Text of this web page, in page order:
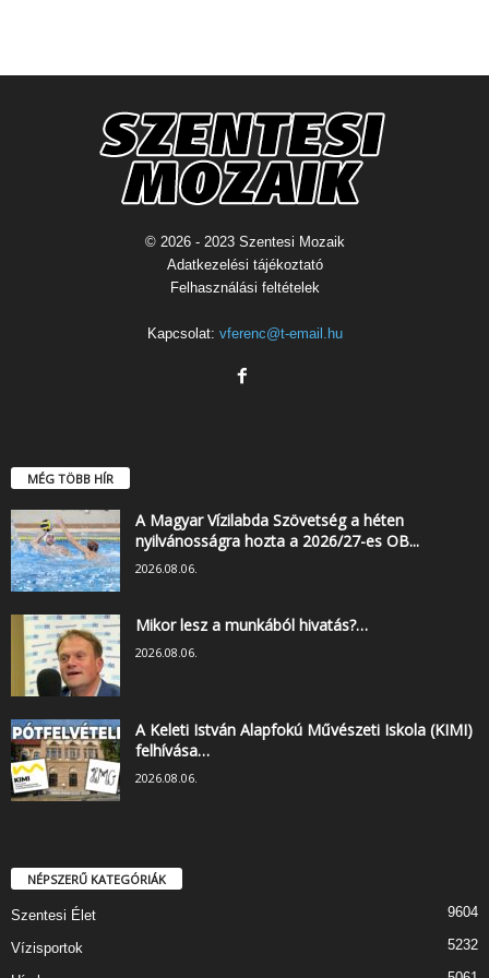
© 2026 - 2023 Szentesi Mozaik
Adatkezelési tájékoztató
Felhasználási feltételek
Kapcsolat: vferenc@t-email.hu
MÉG TÖBB HÍR
A Magyar Vízilabda Szövetség a héten
nyilvánosságra hozta a 2026/27-es OB...
2026.08.06.
Mikor lesz a munkából hivatás?…
2026.08.06.
A Keleti István Alapfokú Művészeti Iskola (KIMI)
felhívása…
2026.08.06.
NÉPSZERŰ KATEGÓRIÁK
Szentesi Élet 9604
Vízisportok 5232